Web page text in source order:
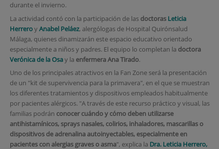
durante el invierno.
La actividad contó con la participación de las doctoras Leticia
Herreroy Anabel Peláez, alergólogas de Hospital Quirónsalud
Málaga, quienes dinamizarán este espacio educativo orientado
especialmente a niños y padres. El equipo lo completan la doctora
Verónica de la Osay la enfermeraAna Tirado.
Uno de los principales atractivos en la Fan Zone será la presentación
de un "kit de supervivencia para la primavera", en el que se muestran
los diferentes tratamientos y dispositivos empleados habitualmente
por pacientes alérgicos. "A través de este recurso práctico y visual, las
familias podrán conocer cuándo y cómo deben utilizarse
antihistamínicos, sprays nasales, colirios, inhaladores, mascarillas o
dispositivos de adrenalina autoinyectables, especialmente en
pacientes con alergias graves o asma", explica la Dra. Leticia Herrero,